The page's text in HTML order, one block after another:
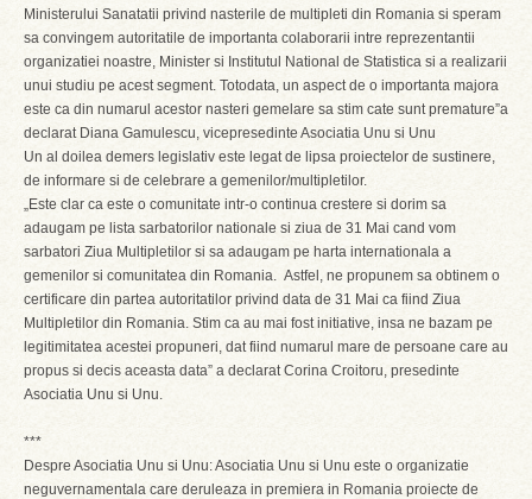
Ministerului Sanatatii privind nasterile de multipleti din Romania si speram
sa convingem autoritatile de importanta colaborarii intre reprezentantii
organizatiei noastre, Minister si Institutul National de Statistica si a realizarii
unui studiu pe acest segment. Totodata, un aspect de o importanta majora
este ca din numarul acestor nasteri gemelare sa stim cate sunt premature”a
declarat Diana Gamulescu, vicepresedinte Asociatia Unu si Unu
Un al doilea demers legislativ este legat de lipsa proiectelor de sustinere,
de informare si de celebrare a gemenilor/multipletilor.
„Este clar ca este o comunitate intr-o continua crestere si dorim sa
adaugam pe lista sarbatorilor nationale si ziua de 31 Mai cand vom
sarbatori Ziua Multipletilor si sa adaugam pe harta internationala a
gemenilor si comunitatea din Romania. Astfel, ne propunem sa obtinem o
certificare din partea autoritatilor privind data de 31 Mai ca fiind Ziua
Multipletilor din Romania. Stim ca au mai fost initiative, insa ne bazam pe
legitimitatea acestei propuneri, dat fiind numarul mare de persoane care au
propus si decis aceasta data” a declarat Corina Croitoru, presedinte
Asociatia Unu si Unu.
***
Despre Asociatia Unu si Unu: Asociatia Unu si Unu este o organizatie
neguvernamentala care deruleaza in premiera in Romania proiecte de